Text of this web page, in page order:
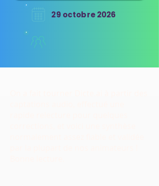
29 octobre 2026